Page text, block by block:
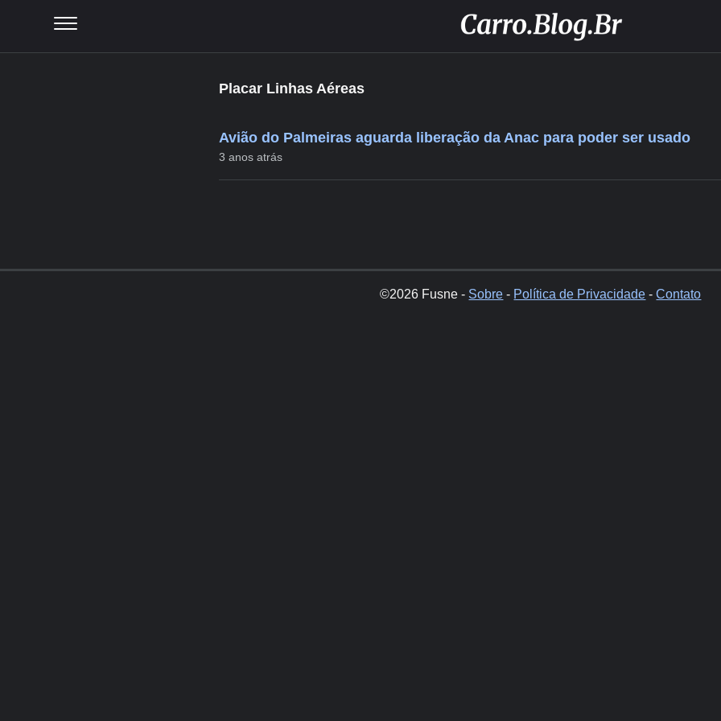
Placar Linhas Aéreas
Avião do Palmeiras aguarda liberação da Anac para poder ser usado
3 anos atrás
©2026 Fusne - Sobre - Política de Privacidade -Contato